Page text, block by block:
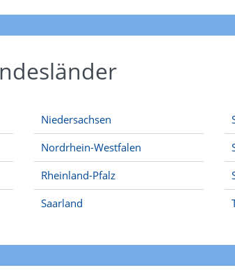
Niedersachsen
Nordrhein-Westfalen
Rheinland-Pfalz
Saarland